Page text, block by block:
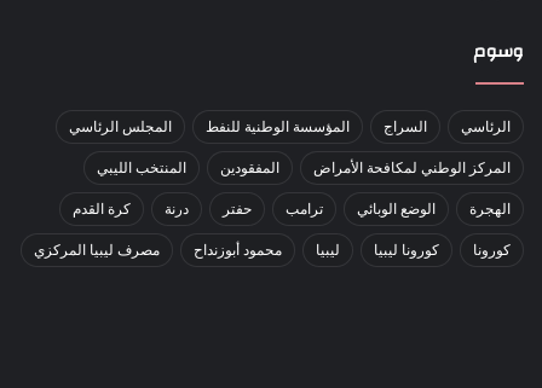
وسوم
الرئاسي السراج المؤسسة الوطنية للنفط المجلس الرئاسي
المركز الوطني لمكافحة الأمراض المفقودين المنتخب الليبي
الهجرة الوضع الوبائي ترامب حفتر درنة كرة القدم
كورونا كورونا ليبيا ليبيا محمود أبوزنداح مصرف ليبيا المركزي